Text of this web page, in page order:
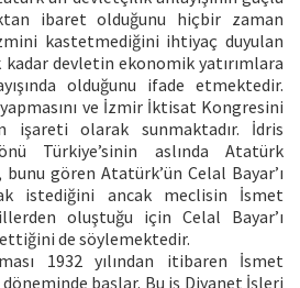
ibaret olduğunu hiçbir zaman
kastetmediğini ihtiyaç duyulan
kadar devletin ekonomik yatırımlara
olduğunu ifade etmektedir.
ve İzmir İktisat Kongresini
işareti olarak sunmaktadır. İdris
Türkiye’sinin aslında Atatürk
bunu gören Atatürk’ün Celal Bayar’ı
istediğini ancak meclisin İsmet
oluştuğu için Celal Bayar’ı
de söylemektedir.
1932 yılından itibaren İsmet
döneminde başlar. Bu iş Diyanet İşleri